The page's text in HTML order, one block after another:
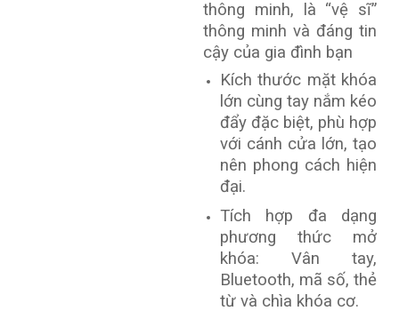
thông minh, là “vệ sĩ”
thông minh và đáng tin
cậy của gia đình bạn
Kích thước mặt khóa
lớn cùng tay nắm kéo
đẩy đặc biệt, phù hợp
với cánh cửa lớn, tạo
nên phong cách hiện
đại.
Tích hợp đa dạng
phương thức mở
khóa: Vân tay,
Bluetooth, mã số, thẻ
từ và chìa khóa cơ.